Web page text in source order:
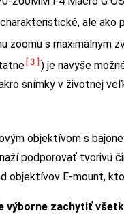
ale ako
zoomu s maximálnym
[3]) je navyše
snímky v životnej
objektívom s
podporovať tvorivú
objektívov E-mount,
výborne zachytiť